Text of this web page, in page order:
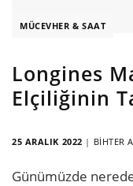
MÜCEVHER & SAAT
Longines
Elçiliğinin
25 ARALIK 2022 | BIHTER
Günümüzde